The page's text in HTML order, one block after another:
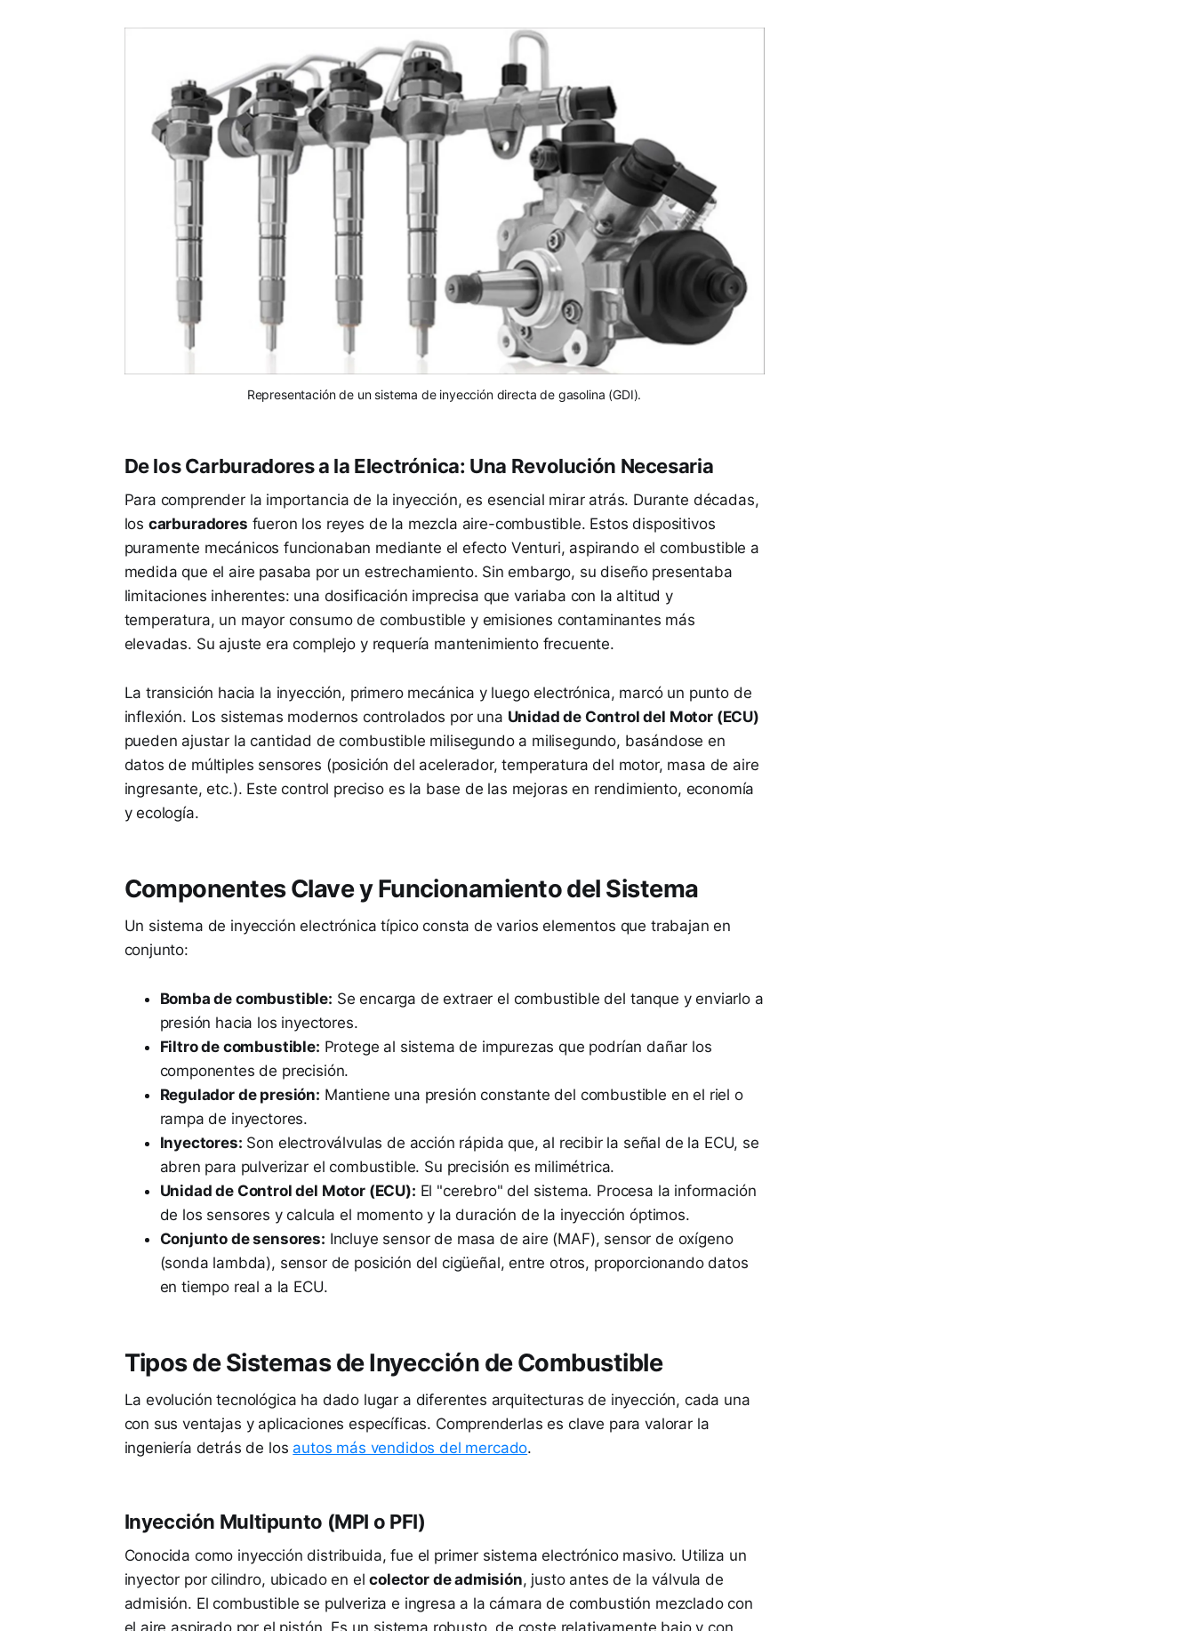
Representación de un sistema de inyección directa de gasolina (GDI).
De los Carburadores a la Electrónica: Una Revolución Necesaria
Para comprender la importancia de la inyección, es esencial mirar atrás. Durante décadas,
los carburadores fueron los reyes de la mezcla aire-combustible. Estos dispositivos
puramente mecánicos funcionaban mediante el efecto Venturi, aspirando el combustible a
medida que el aire pasaba por un estrechamiento. Sin embargo, su diseño presentaba
limitaciones inherentes: una dosificación imprecisa que variaba con la altitud y
temperatura, un mayor consumo de combustible y emisiones contaminantes más
elevadas. Su ajuste era complejo y requería mantenimiento frecuente.
La transición hacia la inyección, primero mecánica y luego electrónica, marcó un punto de
inflexión. Los sistemas modernos controlados por una Unidad de Control del Motor (ECU)
pueden ajustar la cantidad de combustible milisegundo a milisegundo, basándose en
datos de múltiples sensores (posición del acelerador, temperatura del motor, masa de aire
ingresante, etc.). Este control preciso es la base de las mejoras en rendimiento, economía
y ecología.
Componentes Clave y Funcionamiento del Sistema
Un sistema de inyección electrónica típico consta de varios elementos que trabajan en
conjunto:
Bomba de combustible: Se encarga de extraer el combustible del tanque y enviarlo a
presión hacia los inyectores.
Filtro de combustible: Protege al sistema de impurezas que podrían dañar los
componentes de precisión.
Regulador de presión: Mantiene una presión constante del combustible en el riel o
rampa de inyectores.
Inyectores: Son electroválvulas de acción rápida que, al recibir la señal de la ECU, se
abren para pulverizar el combustible. Su precisión es milimétrica.
Unidad de Control del Motor (ECU): El "cerebro" del sistema. Procesa la información
de los sensores y calcula el momento y la duración de la inyección óptimos.
Conjunto de sensores: Incluye sensor de masa de aire (MAF), sensor de oxígeno
(sonda lambda), sensor de posición del cigüeñal, entre otros, proporcionando datos
en tiempo real a la ECU.
Tipos de Sistemas de Inyección de Combustible
La evolución tecnológica ha dado lugar a diferentes arquitecturas de inyección, cada una
con sus ventajas y aplicaciones específicas. Comprenderlas es clave para valorar la
ingeniería detrás de los autos más vendidos del mercado.
Inyección Multipunto (MPI o PFI)
Conocida como inyección distribuida, fue el primer sistema electrónico masivo. Utiliza un
inyector por cilindro, ubicado en elcolector de admisión, justo antes de la válvula de
admisión. El combustible se pulveriza e ingresa a la cámara de combustión mezclado con
el aire aspirado por el pistón. Es un sistema robusto, de coste relativamente bajo y con